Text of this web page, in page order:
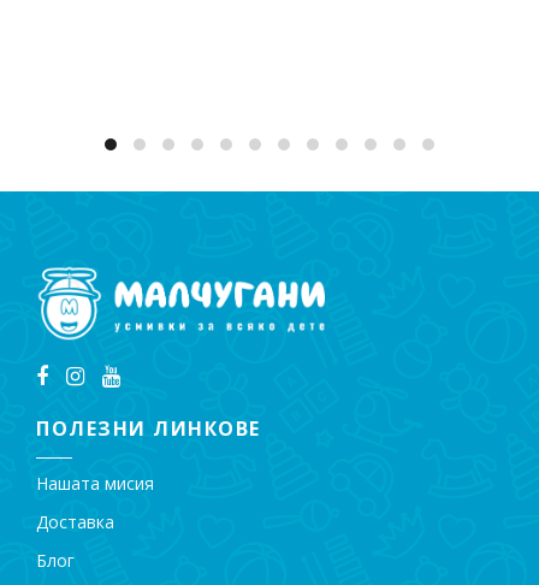
ПОЛЕЗНИ ЛИНКОВЕ
Нашата мисия
Доставка
Блог